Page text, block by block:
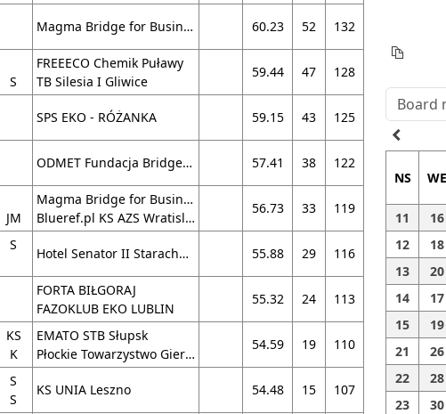
Magma Bridge for Business KS AZS Wrat. I 60.23 52 132
S
FREEECO Chemik Puławy
TB Silesia I Gliwice
59.44 47 128
SPS EKO - RÓŻANKA 59.15 43 125
ODMET Fundacja Bridge24.pl 57.41 38 122
JM
Magma Bridge for Business KS AZS Wrat. I
Blueref.pl KS AZS Wratislavia II
56.73 33 119
S
Hotel Senator II Starachowice 55.88 29 116
FORTA BIŁGORAJ
FAZOKLUB EKO LUBLIN
55.32 24 113
KS
K
EMATO STB Słupsk
Płockie Towarzystwo Gier Umysłowych
54.59 19 110
S
S
KS UNIA Leszno 54.48 15 107
navigate_before
NS WE
11
16
12
18
13
20
14
17
15
19
21
26
22
28
23
30